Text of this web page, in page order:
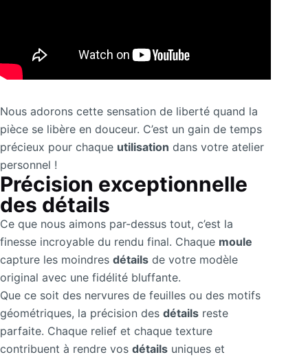
Nous adorons cette sensation de liberté quand la
pièce se libère en douceur. C’est un gain de temps
précieux pour chaque utilisation dans votre atelier
personnel !
Précision exceptionnelle
des détails
Ce que nous aimons par-dessus tout, c’est la
finesse incroyable du rendu final. Chaque moule
capture les moindres détails de votre modèle
original avec une fidélité bluffante.
Que ce soit des nervures de feuilles ou des motifs
géométriques, la précision des détails reste
parfaite. Chaque relief et chaque texture
contribuent à rendre vos détails uniques et